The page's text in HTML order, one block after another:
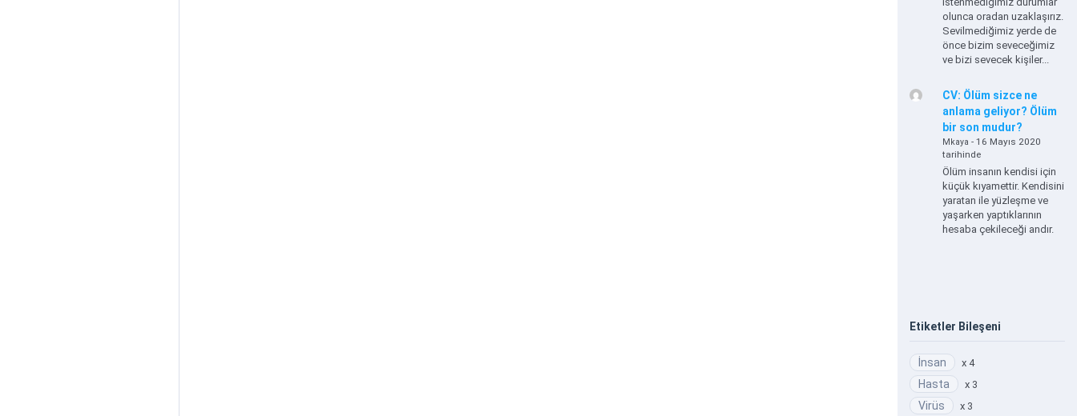
olunca oradan uzaklaşırız.
Sevilmediğimiz yerde de
önce bizim seveceğimiz
ve bizi sevecek kişiler...
CV: Ölüm sizce ne
anlama geliyor? Ölüm
bir son mudur?
Mkaya - 16 Mayıs 2020
tarihinde
Ölüm insanın kendisi için
küçük kıyamettir. Kendisini
yaratan ile yüzleşme ve
yaşarken yaptıklarının
hesaba çekileceği andır.
Etiketler Bileşeni
İnsan x 4
Hasta x 3
Virüs x 3